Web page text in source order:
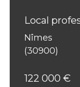
Local
Nîmes
(30900)
122 000 €